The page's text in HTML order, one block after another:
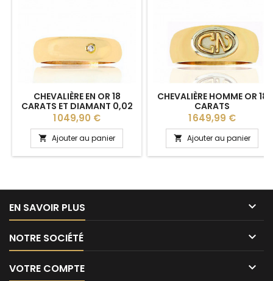
CHEVALIÈRE EN OR 18
CARATS ET DIAMANT 0,02
CARAT
Prix
1 049,90 €
 Ajouter au panier
CHEVALIÈRE HOMME OR 18
CARATS
Prix
1 649,99 €
 Ajouter au panier
EN SAVOIR PLUS 
NOTRE SOCIÉTÉ 
VOTRE COMPTE 